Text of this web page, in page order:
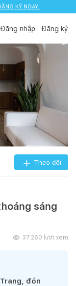
KÝ NGAY!
Đăng nhập Đăng ký
Theo dõi
sáng
37.260 lượt xem
đón